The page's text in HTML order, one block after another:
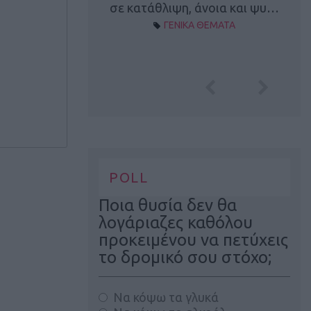
σε κατάθλιψη, άνοια και ψυ…
ΓΕΝΙΚΑ ΘΕΜΑΤΑ
POLL
Ποια θυσία δεν θα
λογάριαζες καθόλου
προκειμένου να πετύχεις
το δρομικό σου στόχο;
Να κόψω τα γλυκά